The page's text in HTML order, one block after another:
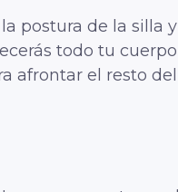
postura de la silla y
todo tu cuerpo
afrontar el resto del